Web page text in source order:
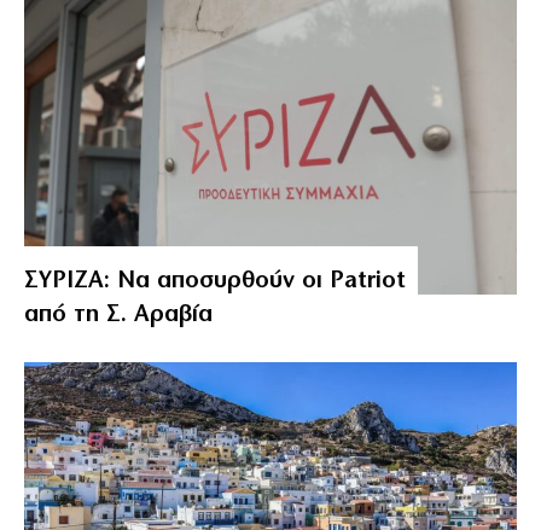
ΣΥΡΙΖΑ: Να αποσυρθούν οι Patriot
από τη Σ. Αραβία